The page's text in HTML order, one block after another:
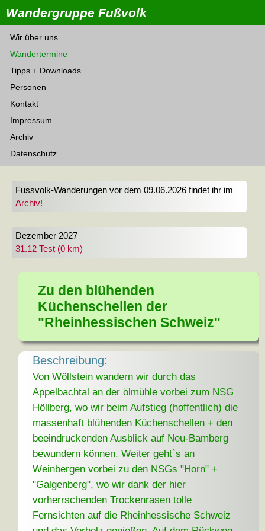
Wandergruppe Fußvolk
Wir über uns
Wandertermine
Tipps + Downloads
Personen
Kontakt
Impressum
Archiv
Datenschutz
Fussvolk-Wanderungen vor dem 09.06.2026 findet ihr im
Archiv!
Dezember 2027
31.12 Test (0 km)
Zu den blühenden
Küchenschellen der
"Rheinhessischen Schweiz"
Beschreibung:
Von Wöllstein wandern wir durch das
Appelbachtal an der ölmühle vorbei zum NSG
Höllberg, wo wir beim Aufstieg (hoffentlich) die
massenhaft blühenden Küchenschellen + den
beeindruckenden Ausblick auf Neu-Bamberg
bewundern können. Weiter geht`s an
Weinbergen vorbei zu den NSGs "Horn" +
"Galgenberg", wo wir dank der hier
vorherrschenden Trockenrasen tolle
Fernsichten auf die Rheinhessische Schweiz